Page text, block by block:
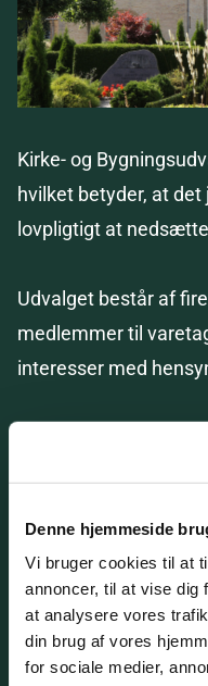
Denne hjemmeside
Vi bruger cookies til at
annoncer, til at vise dig
at analysere vores
din brug af vores
for sociale medier,
Kirke- og
hvilket betyder, at det
lovpligtigt at
Udvalget består af
medlemmer til
interesser med
Udvalget skal have
at henvende sig til
Dets opgave er at
bygninger, dvs.